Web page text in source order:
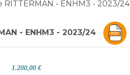
RITTERMAN - ENHM3 - 2023/24
- ENHM3 - 2023/24
1.200,00 €